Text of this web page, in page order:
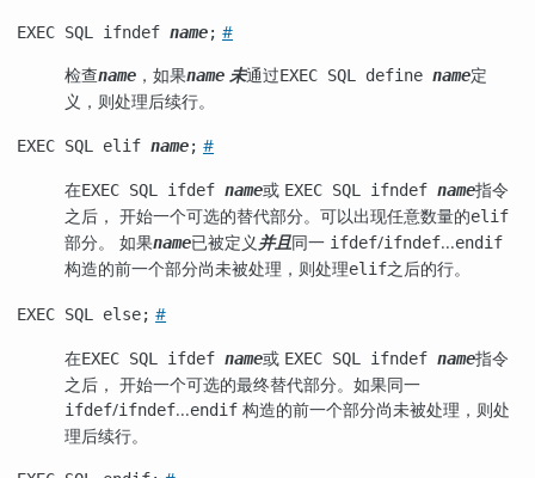
EXEC SQL ifndef name; #
检查name ，如果name 未通过EXEC SQL define name定
义，则处理后续行。
EXEC SQL elif name; #
在EXEC SQL ifdef name或 EXEC SQL ifndef name指令
之后， 开始一个可选的替代部分。可以出现任意数量的elif
部分。 如果name已被定义并且同一 ifdef/ifndef...endif
构造的前一个部分尚未被处理，则处理elif之后的行。
EXEC SQL else; #
在EXEC SQL ifdef name或 EXEC SQL ifndef name指令
之后， 开始一个可选的最终替代部分。如果同一
ifdef/ifndef...endif 构造的前一个部分尚未被处理，则处
理后续行。